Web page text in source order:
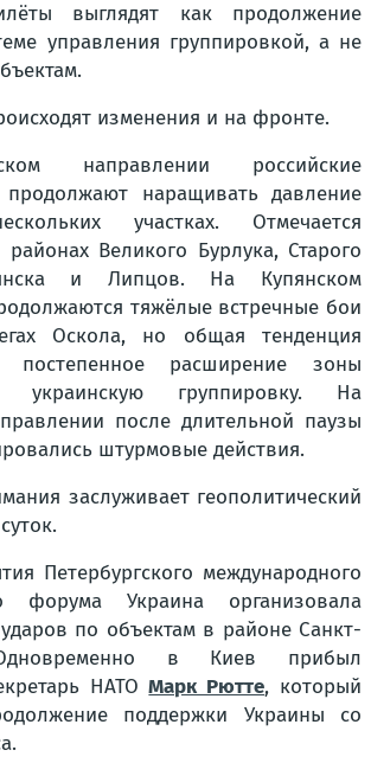
выглядят как продолжение
управления группировкой, а не
изменения и на фронте.
направлении российские
продолжают наращивать давление
участках. Отмечается
Великого Бурлука, Старого
и Липцов. На Купянском
тяжёлые встречные бои
Оскола, но общая тенденция
постепенное расширение зоны
украинскую группировку. На
после длительной паузы
штурмовые действия.
заслуживает геополитический
Петербургского международного
форума Украина организовала
по объектам в районе Санкт-
Одновременно в Киев прибыл
НАТОМарк Рютте, который
поддержки Украины со